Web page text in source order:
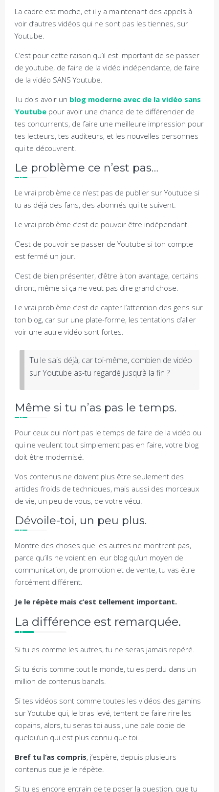
La cadre est moche, et il y a maintenant des appels à
voir d’autres vidéos qui ne sont pas les tiennes, sur
Youtube.
C’est pour cette raison qu’il est important de se passer
de youtube, de faire de la vidéo indépendante, de faire
de la vidéo SANS Youtube.
Tu dois avoir un blog moderne avec de la vidéo sans
Youtube pour avoir une chance de te différencier de
tes concurrents, de faire une meilleure impression pour
tes lecteurs, tes auditeurs, et les nouvelles personnes
qui te découvrent.
Le problème ce n’est pas…
Le vrai problème ce n’est pas de publier sur Youtube si
tu as déjà des fans, des abonnés qui te suivent.
Le vrai problème c’est de pouvoir être indépendant.
C’est de pouvoir se passer de Youtube si ton compte
est fermé un jour.
C’est de bien présenter, d’être à ton avantage, certains
diront, même si ça ne veut pas dire grand chose.
Le vrai problème c’est de capter l’attention des gens sur
ton blog, car sur une plate-forme, les tentations d’aller
voir une autre vidéo sont fortes.
Tu le sais déjà, car toi-même, combien de vidéo
sur Youtube as-tu regardé jusqu’à la fin ?
Même si tu n’as pas le temps.
Pour ceux qui n’ont pas le temps de faire de la vidéo ou
qui ne veulent tout simplement pas en faire, votre blog
doit être modernisé.
Vos contenus ne doivent plus être seulement des
articles froids de techniques, mais aussi des morceaux
de vie, un peu de vous, de votre vécu.
Dévoile-toi, un peu plus.
Montre des choses que les autres ne montrent pas,
parce qu’ils ne voient en leur blog qu’un moyen de
communication, de promotion et de vente, tu vas être
forcément différent.
Je le répète mais c’est tellement important.
La différence est remarquée.
Si tu es comme les autres, tu ne seras jamais repéré.
Si tu écris comme tout le monde, tu es perdu dans un
million de contenus banals.
Si tes vidéos sont comme toutes les vidéos des gamins
sur Youtube qui, le bras levé, tentent de faire rire les
copains, alors, tu seras toi aussi, une pale copie de
quelqu’un qui est plus connu que toi.
Bref tu l’as compris, j’espère, depuis plusieurs
contenus que je le répète.
Si tu es encore entrain de te poser la question, que tu